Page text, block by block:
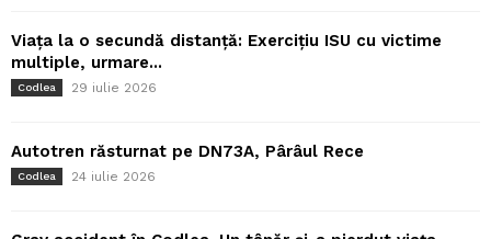
Viața la o secundă distanță: Exercițiu ISU cu victime
multiple, urmare...
Codlea 29 iulie 2026
Autotren răsturnat pe DN73A, Pârâul Rece
Codlea 24 iulie 2026